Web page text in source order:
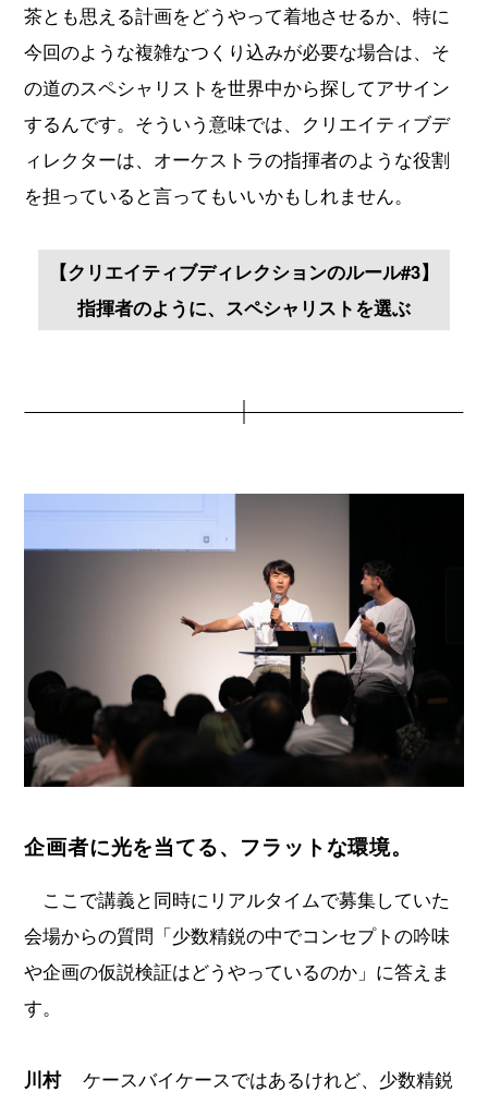
茶とも思える計画をどうやって着地させるか、特に
今回のような複雑なつくり込みが必要な場合は、そ
の道のスペシャリストを世界中から探してアサイン
するんです。そういう意味では、クリエイティブデ
ィレクターは、オーケストラの指揮者のような役割
を担っていると言ってもいいかもしれません。
【クリエイティブディレクションのルール#3】
指揮者のように、スペシャリストを選ぶ
企画者に光を当てる、フラットな環境。
ここで講義と同時にリアルタイムで募集していた
会場からの質問「少数精鋭の中でコンセプトの吟味
や企画の仮説検証はどうやっているのか」に答えま
す。
川村
ケースバイケースではあるけれど、少数精鋭